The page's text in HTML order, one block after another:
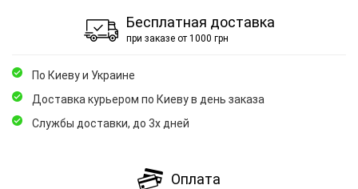
Бесплатная доставка
при заказе от 1000 грн
По Киеву и Украине
Доставка курьером по Киеву в день заказа
Службы доставки, до 3х дней
Оплата